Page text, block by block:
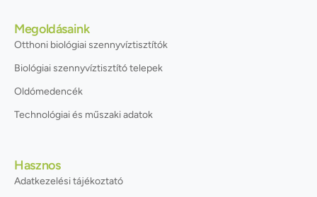
Megoldásaink
Otthoni biológiai szennyvíztisztítók
Biológiai szennyvíztisztító telepek
Oldómedencék
Technológiai és műszaki adatok
Hasznos
Adatkezelési tájékoztató